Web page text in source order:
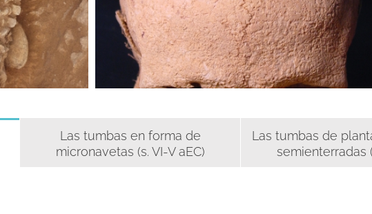
Las tumbas en forma de
micronavetas (s. VI-V aEC)
Las tumbas de
semienterradas